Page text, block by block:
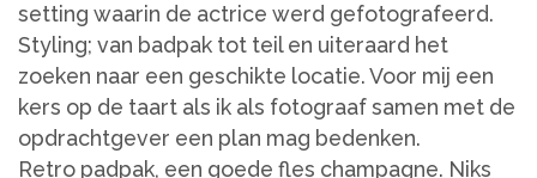
setting waarin de actrice werd gefotografeerd.
Styling; van badpak tot teil en uiteraard het
zoeken naar een geschikte locatie. Voor mij een
kers op de taart als ik als fotograaf samen met de
opdrachtgever een plan mag bedenken.
Retro padpak, een goede fles champagne. Niks